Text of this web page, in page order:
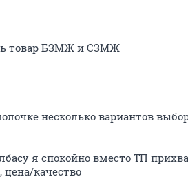
товар БЗМЖ и СЗМЖ
несколько вариантов
я спокойно вместо ТП
цена/качество